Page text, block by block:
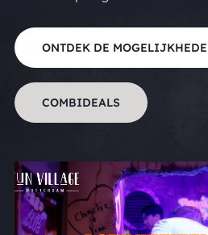
ONTDEK DE
COMBIDEALS